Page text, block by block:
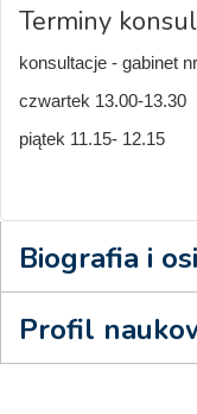
Terminy
konsultacje - gabinet
czwartek 13.00-13.30
piątek 11.15- 12.15
Biografia i
Profil